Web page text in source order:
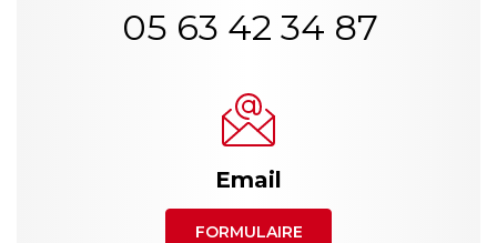
05 63 42 34 87
Email
FORMULAIRE